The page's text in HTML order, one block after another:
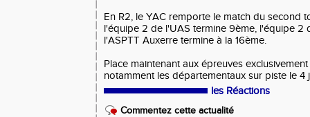
En R2, le YAC remporte le match du second
l'équipe 2 de l'UAS termine 9ème, l'équipe 2
l'ASPTT Auxerre termine à la 16ème.
Place maintenant aux épreuves
notamment les départementaux sur piste le 4
les Réactions
Commentez cette actualité